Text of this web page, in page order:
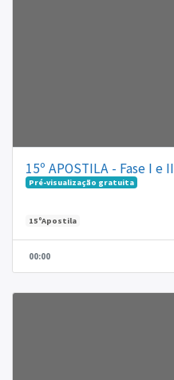
15º APOSTILA - Fase I e II
Pré-visualização gratuita
15ºApostila
00:00